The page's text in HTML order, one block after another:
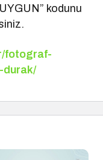
kodunu
fotograf-
durak/